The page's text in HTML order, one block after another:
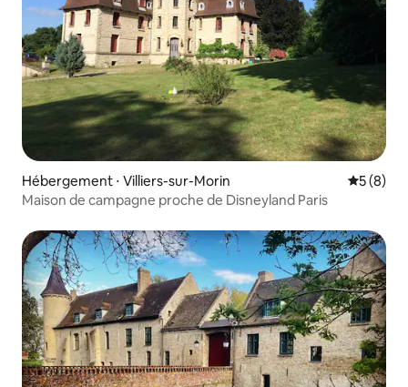
Hébergement ⋅ Villiers-sur-Morin
5 (8)
Maison de campagne proche de Disneyland Paris